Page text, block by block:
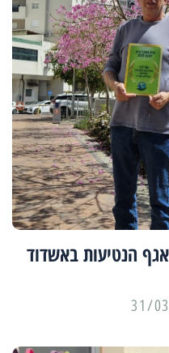
הנטיעות באשדוד